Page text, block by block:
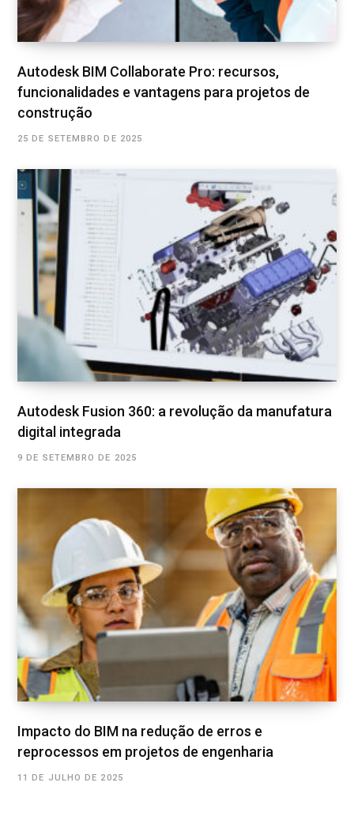
Autodesk BIM Collaborate Pro: recursos,
funcionalidades e vantagens para projetos de
construção
25 DE SETEMBRO DE 2025
Autodesk Fusion 360: a revolução da manufatura
digital integrada
9 DE SETEMBRO DE 2025
Impacto do BIM na redução de erros e
reprocessos em projetos de engenharia
11 DE JULHO DE 2025